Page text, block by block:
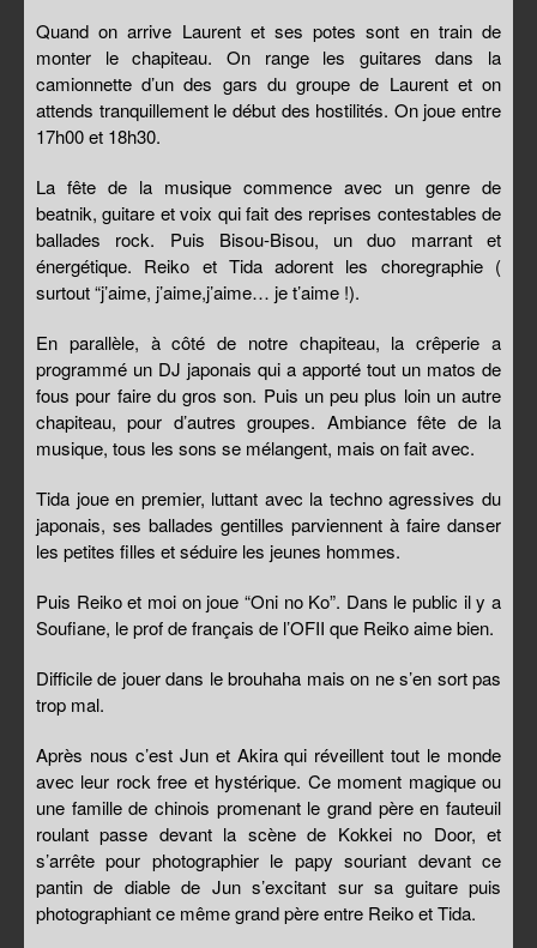
Quand on arrive Laurent et ses potes sont en train de
monter le chapiteau. On range les guitares dans la
camionnette d’un des gars du groupe de Laurent et on
attends tranquillement le début des hostilités. On joue entre
17h00 et 18h30.
La fête de la musique commence avec un genre de
beatnik, guitare et voix qui fait des reprises contestables de
ballades rock. Puis Bisou-Bisou, un duo marrant et
énergétique. Reiko et Tida adorent les choregraphie (
surtout “j’aime, j’aime,j’aime… je t’aime !).
En parallèle, à côté de notre chapiteau, la crêperie a
programmé un DJ japonais qui a apporté tout un matos de
fous pour faire du gros son. Puis un peu plus loin un autre
chapiteau, pour d’autres groupes. Ambiance fête de la
musique, tous les sons se mélangent, mais on fait avec.
Tida joue en premier, luttant avec la techno agressives du
japonais, ses ballades gentilles parviennent à faire danser
les petites filles et séduire les jeunes hommes.
Puis Reiko et moi on joue “Oni no Ko”. Dans le public il y a
Soufiane, le prof de français de l’OFII que Reiko aime bien.
Difficile de jouer dans le brouhaha mais on ne s’en sort pas
trop mal.
Après nous c’est Jun et Akira qui réveillent tout le monde
avec leur rock free et hystérique. Ce moment magique ou
une famille de chinois promenant le grand père en fauteuil
roulant passe devant la scène de Kokkei no Door, et
s’arrête pour photographier le papy souriant devant ce
pantin de diable de Jun s’excitant sur sa guitare puis
photographiant ce même grand père entre Reiko et Tida.